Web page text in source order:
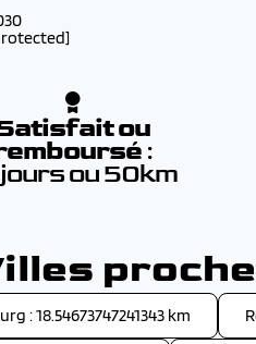
ou
:
jours ou 50km
: 18.54673747241343 km